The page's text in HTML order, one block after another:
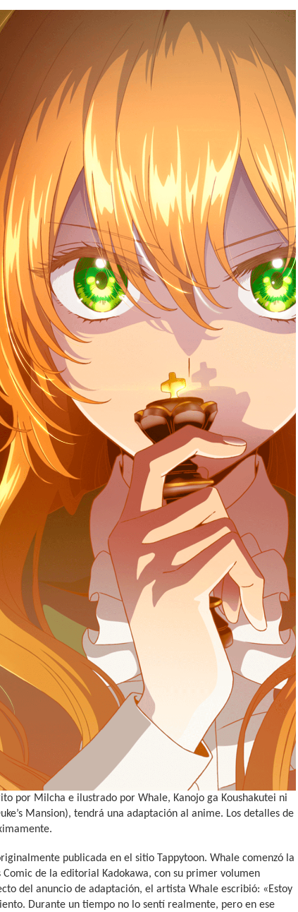
por Milcha e ilustrado por Whale, Kanojo ga Koushakutei ni
Mansion), tendrá una adaptación al anime. Los detalles de
publicada en el sitio Tappytoon. Whale comenzó la
de la editorial Kadokawa, con su primer volumen
del anuncio de adaptación, el artista Whale escribió: «Estoy
Durante un tiempo no lo sentí realmente, pero en ese